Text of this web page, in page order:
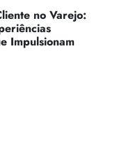
no Varejo:
Impulsionam